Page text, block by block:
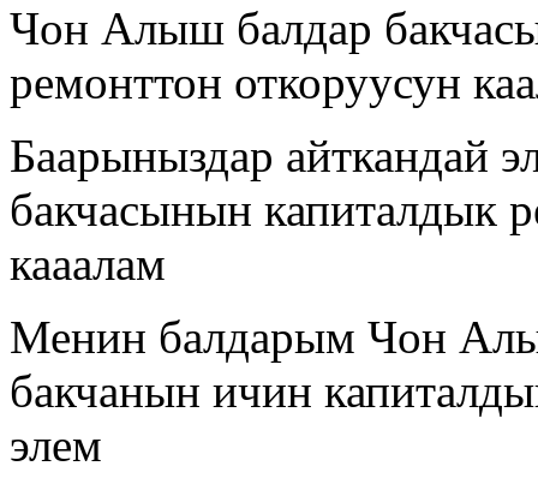
Чон Алыш балдар
ремонттон откоруусун
Баарыныздар айткандай
бакчасынын капиталдык
кааалам
Менин балдарым Чон
бакчанын ичин
элем